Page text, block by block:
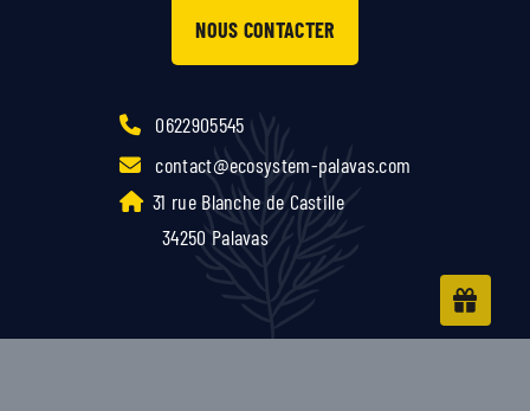
NOUS CONTACTER
0622905545
contact@ecosystem-palavas.com
31 rue Blanche de Castille
34250 Palavas